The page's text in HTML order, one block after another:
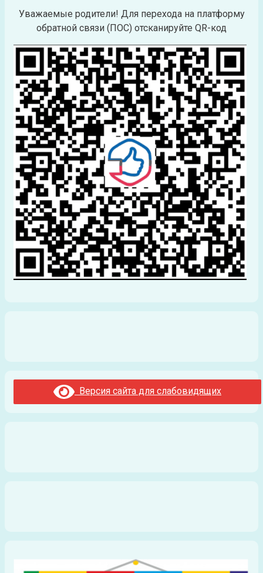
Уважаемые родители! Для перехода на платформу
обратной связи (ПОС) отсканируйте QR-код
Версия сайта для слабовидящих